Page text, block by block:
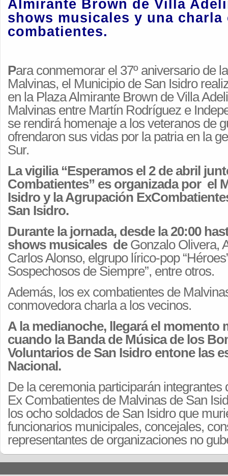
Almirante Brown de Villa
shows musicales y una charla
combatientes.
Para conmemorar el 37º aniversario de
Malvinas, el Municipio de San Isidro
en la Plaza Almirante Brown de Villa
Malvinas entre Martín Rodríguez e
se rendirá homenaje a los veteranos de
ofrendaron sus vidas por la patria en la
Sur.
La vigilia “Esperamos el 2 de abril
Combatientes” es organizada por el
Isidro y la Agrupación
San Isidro.
Durante la jornada, desde la 20:00
shows musicales de Gonzalo Olivera,
Carlos Alonso, elgrupo lírico-pop
Sospechosos de Siempre”, entre otros.
Además, los ex combatientes de
conmovedora charla a los vecinos.
A la medianoche, llegará el momento
cuando la Banda de Música de los
Voluntarios de San Isidro entone las
Nacional.
De la ceremonia participarán integrantes
Ex Combatientes de Malvinas de San
los ocho soldados de San Isidro que
funcionarios municipales, concejales,
representantes de organizaciones no